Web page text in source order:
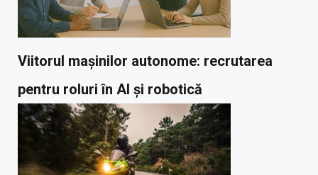
Viitorul mașinilor autonome: recrutarea
pentru roluri în AI și robotică